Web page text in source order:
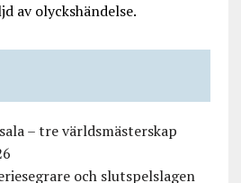
av olyckshändelse.
– tre världsmästerskap
och slutspelslagen